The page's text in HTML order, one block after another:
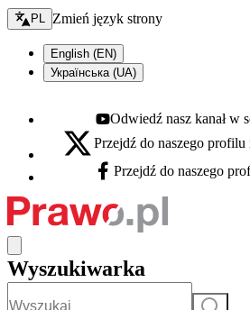
Zmień język - bieżący:
PL Zmień język strony
English (EN)
Українська (UA)
Youtube - otwiera się w nowej
Odwiedź nasz kanał w
X - otwiera się w nowej karcie
Przejdź do naszego
Facebook - otwiera się w nowej
Przejdź do naszego
Wyszukiwarka
Szukaj